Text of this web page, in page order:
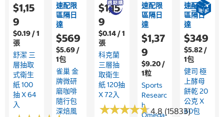
$1,15
9
$0.19 / 1
張
舒潔 三
層抽取
式衛生
紙 100
抽 X 64
入
速配限
區隔日
達
$569
$5.69 /
1包
雀巢 金
牌微研
磨咖啡
隨行包
深焙風
$1,15
9
$0.14 / 1
張
科克蘭
三層抽
取衛生
紙 120抽
X 72入
★★★★★
★★★★★4.8 (15833)
速配限
區隔日
達
$1,37
9
$9.20 /
1粒
Sports
Researc
H
Omega-
速配限
區隔日
達
$349
$5.82 /
1包
健司 極
上酵母
餅乾 20
公克 X
60包